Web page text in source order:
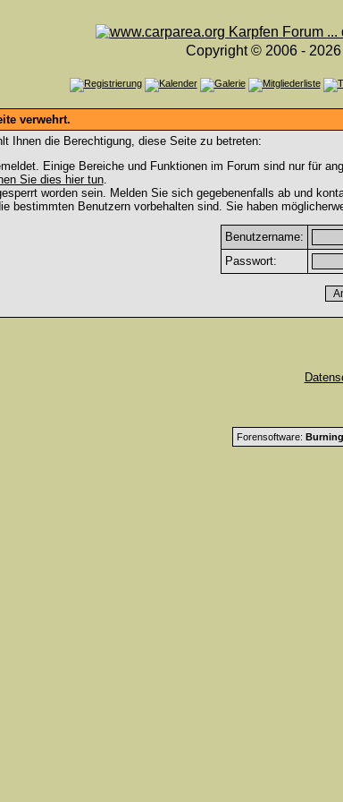
Copyright © 2006 -
verwehrt.
Ihnen die Berechtigung, diese Seite zu betreten:
Einige Bereiche und Funktionen im Forum sind nur für
Sie dies hier tun.
worden sein. Melden Sie sich gegebenenfalls ab und
bestimmten Benutzern vorbehalten sind. Sie haben
Benutzername:
Passwort:
Forensoftware: